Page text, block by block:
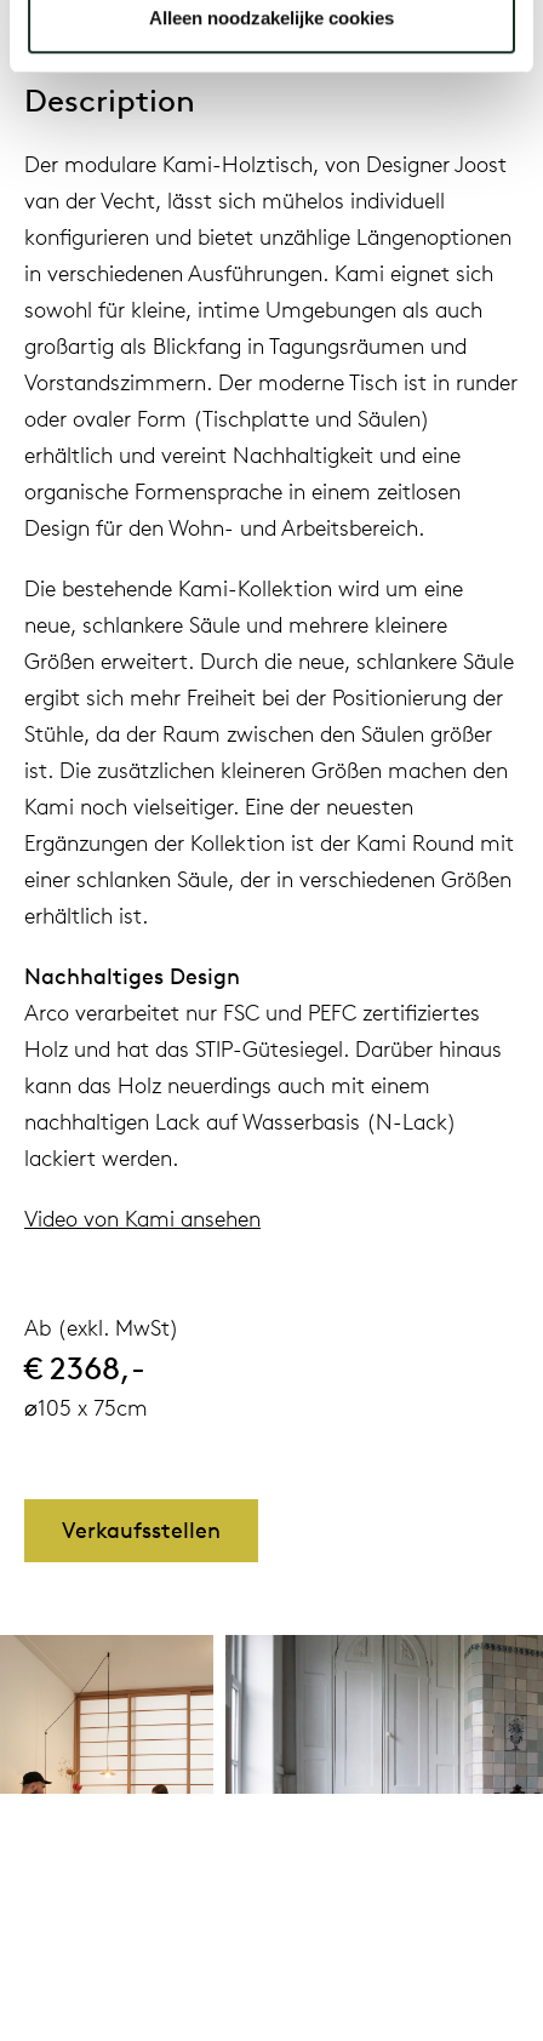
Alleen noodzakelijke cookies
Description
Der modulare Kami-Holztisch, von Designer Joost
van der Vecht, lässt sich mühelos individuell
konfigurieren und bietet unzählige Längenoptionen
in verschiedenen Ausführungen. Kami eignet sich
sowohl für kleine, intime Umgebungen als auch
großartig als Blickfang in Tagungsräumen und
Vorstandszimmern. Der moderne Tisch ist in runder
oder ovaler Form (Tischplatte und Säulen)
erhältlich und vereint Nachhaltigkeit und eine
organische Formensprache in einem zeitlosen
Design für den Wohn- und Arbeitsbereich.
Die bestehende Kami-Kollektion wird um eine
neue, schlankere Säule und mehrere kleinere
Größen erweitert. Durch die neue, schlankere Säule
ergibt sich mehr Freiheit bei der Positionierung der
Stühle, da der Raum zwischen den Säulen größer
ist. Die zusätzlichen kleineren Größen machen den
Kami noch vielseitiger. Eine der neuesten
Ergänzungen der Kollektion ist der Kami Round mit
einer schlanken Säule, der in verschiedenen Größen
erhältlich ist.
Nachhaltiges Design
Arco verarbeitet nur FSC und PEFC zertifiziertes
Holz und hat das STIP-Gütesiegel. Darüber hinaus
kann das Holz neuerdings auch mit einem
nachhaltigen Lack auf Wasserbasis (N-Lack)
lackiert werden.
Video von Kami ansehen
Ab (exkl. MwSt)
€ 2368,-
⌀105 x 75cm
Verkaufsstellen